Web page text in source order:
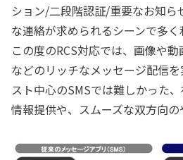
ション/二段階認証/重要なお知ら
な連絡が求められるシーンで多く
この度のRCS対応では、画像や
などのリッチなメッセージ配信
スト中心のSMSでは難しかった
情報提供や、スムーズな双方向の